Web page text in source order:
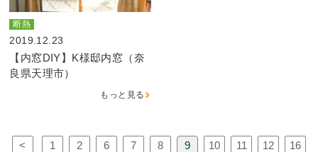
断熱
2019.12.23
【内窓DIY】K様邸内窓（奈
良県天理市）
もっと見る
< 1 2 6 7 8 9 10 11 12 16